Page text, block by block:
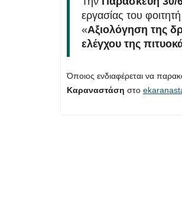
εργασίας του
«Αξιολόγηση της
ελέγχου της
Όποιος ενδιαφέρεται να
Καραναστάση στο